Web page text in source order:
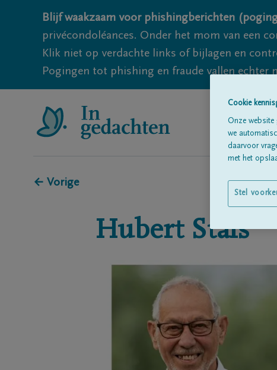
Blijf waakzaam voor phishingberichten
privécondoléances. Onder het mom van een
Klik niet op verdachte links of bijlagen en
Pogingen tot phishing en fraude vallen
← Vorige
Hubert Stals
Cookie
Onze website
we
daarvoor
met het
Stel